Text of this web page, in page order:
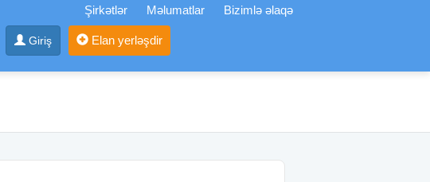
Şirkətlər Məlumatlar Bizimlə əlaqə
Giriş Elan yerləşdir